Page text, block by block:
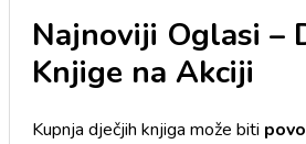
Najnoviji Oglasi –
Knjige na Akciji
Kupnja dječjih knjiga može biti